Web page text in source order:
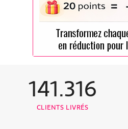
141.316
CLIENTS LIVRÉS